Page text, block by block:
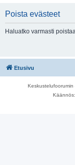
Poista evästeet
Haluatko varmasti
Etusivu
Keskustelufoorumin